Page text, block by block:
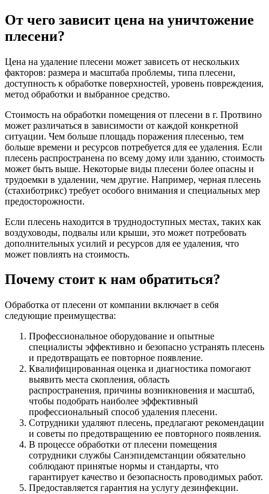
От чего зависит цена на уничтожение
плесени?
Цена на удаление плесени может зависеть от нескольких
факторов: размера и масштаба проблемы, типа плесени,
доступность к обработке поверхностей, уровень повреждения,
метод обработки и выбранное средство.
Стоимость на обработки помещения от плесени в г. Протвино
может различаться в зависимости от каждой конкретной
ситуации. Чем больше площадь поражения плесенью, тем
больше времени и ресурсов потребуется для ее удаления. Если
плесень распространена по всему дому или зданию, стоимость
может быть выше. Некоторые виды плесени более опасны и
трудоемки в удалении, чем другие. Например, черная плесень
(стахиботрикс) требует особого внимания и специальных мер
предосторожности.
Если плесень находится в труднодоступных местах, таких как
воздуховоды, подвалы или крыши, это может потребовать
дополнительных усилий и ресурсов для ее удаления, что
может повлиять на стоимость.
Почему стоит к нам обратиться?
Обработка от плесени от компании включает в себя
следующие преимущества:
Профессиональное оборудование и опытные
специалисты эффективно и безопасно устранять плесень
и предотвращать ее повторное появление.
Квалифицированная оценка и диагностика помогают
выявить места скопления, область
распространения, причины возникновения и масштаб,
чтобы подобрать наиболее эффективный
профессиональный способ удаления плесени.
Сотрудники удаляют плесень, предлагают рекомендации
и советы по предотвращению ее повторного появления.
В процессе обработки от плесени помещения
сотрудники службы Санэпидемстанции обязательно
соблюдают принятые нормы и стандарты, что
гарантирует качество и безопасность проводимых работ.
Предоставляется гарантия на услугу дезинфекции.